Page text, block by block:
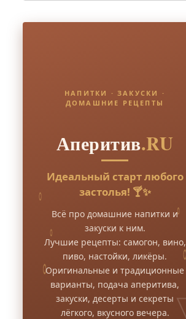
НАПИТКИ · ЗАКУСКИ ·
ДОМАШНИЕ РЕЦЕПТЫ
Аперитив.RU
Идеальный старт любого
застолья! 🍸✨
Всё про домашние напитки и
закуски к ним.
Лучшие рецепты: самогон, вино,
пиво, настойки, ликёры.
Оригинальные и традиционные
варианты, подача аперитива,
закуски, десерты и секреты
лёгкого, вкусного вечера.